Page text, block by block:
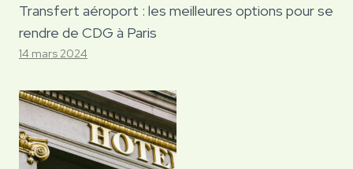
Transfert aéroport : les meilleures options pour se
rendre de CDG à Paris
14 mars 2024